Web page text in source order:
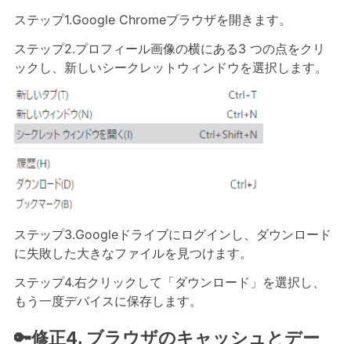
ステップ1.Google Chromeブラウザを開きます。
ステップ2.プロフィール画像の横にある3 つの点をクリ
ックし、新しいシークレットウィンドウを選択します。
ステップ3.Googleドライブにログインし、ダウンロード
に失敗した大きなファイルを見つけます。
ステップ4.右クリックして「ダウンロード」を選択し、
もう一度デバイスに保存します。
🔑修正4. ブラウザのキャッシュとデー